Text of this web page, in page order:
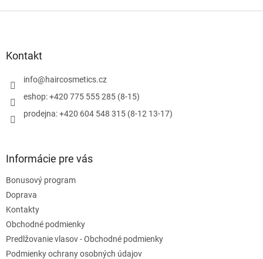
Kontakt
info@haircosmetics.cz
eshop: +420 775 555 285 (8-15)
prodejna: +420 604 548 315 (8-12 13-17)
Informácie pre vás
Bonusový program
Doprava
Kontakty
Obchodné podmienky
Predlžovanie vlasov - Obchodné podmienky
Podmienky ochrany osobných údajov